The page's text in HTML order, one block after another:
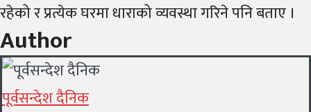
रहेको र प्रत्येक घरमा धाराको व्यवस्था गरिने पनि बताए ।
Author
पूर्वसन्देश दैनिक